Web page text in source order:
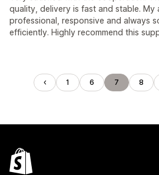
quality, delivery is fast and stable. My
professional, responsive and always
efficiently. Highly recommend this
1 6 7 8